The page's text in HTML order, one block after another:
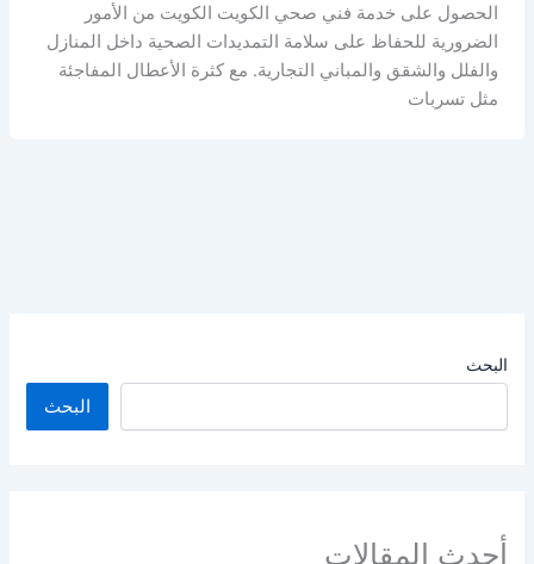
الحصول على خدمة فني صحي الكويت الكويت من الأمور
الضرورية للحفاظ على سلامة التمديدات الصحية داخل المنازل
والفلل والشقق والمباني التجارية. مع كثرة الأعطال المفاجئة
مثل تسربات
البحث
البحث
أحدث المقالات